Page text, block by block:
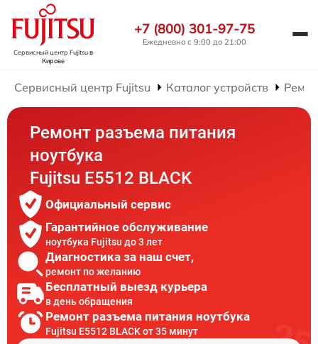
Сервисный центр Fujitsuв
Кирове
+7 (800) 301-97-75
Ежедневно с 9:00 до 21:00
Сервисный центр Fujitsu Каталог устройств
Ремонт разъема питания
ноутбука
Fujitsu E5512 BLACK
Официальный сервис
Гарантийное обслуживание
ноутбука Fujitsu до 3 лет
Диагностика за наш счет,
ремонт по желанию
Бесплатный выезд курьера
в день обращения
Ремонт разъема питания ноутбука
Fujitsu E5512 BLACK от 35 минут